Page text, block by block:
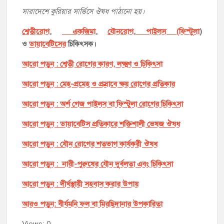
সারাদেশে কুরিয়ার সার্ভিসে ঔষধ পাঠানো হয়।
শ্বেতীরোগ, একজিমা,যৌনরোগ, পাইলস (ফিস্টুলা)
ওডায়াবেটিসেরচিকিৎসক।
আরো পড়ুন : শ্বেতী রোগের কারণ, লক্ষ্মণ ও চিকিৎসা
আরো পড়ুন : মেহ-প্রমেহ ও প্রস্রাবে ক্ষয় রোগের প্রতিকার
আরো পড়ুন : অর্শ গেজ পাইলস বা ফিস্টুলা রোগের চিকিৎসা
আরো পড়ুন : ডায়াবেটিস প্রতিকারে শক্তিশালী ভেষজ ঔষধ
আরো পড়ুন : যৌন রোগের শতভাগ কার্যকরী ঔষধ
আরো পড়ুন : নারী-পুরুষের যৌন দুর্বলতা এবং চিকিৎসা
আরো পড়ুন : দীর্ঘস্থায়ী সহবাস করার উপায়
আরও পড়ুন: বীর্যমনি ফল বা মিরছিদানার উপকারিতা